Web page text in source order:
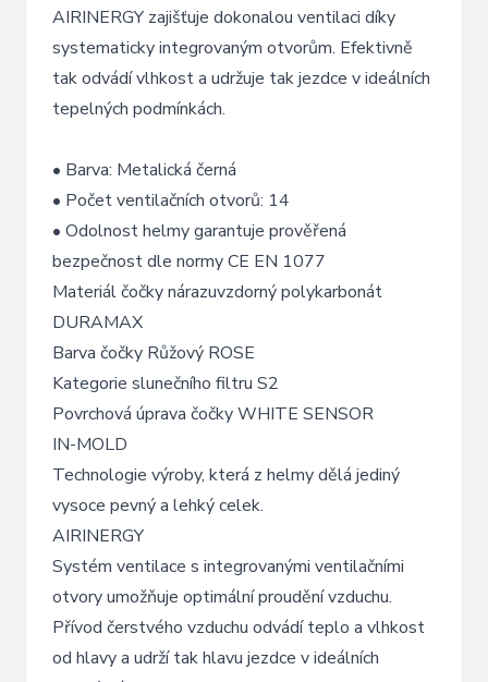
AIRINERGY zajišťuje dokonalou ventilaci díky
systematicky integrovaným otvorům. Efektivně
tak odvádí vlhkost a udržuje tak jezdce v ideálních
tepelných podmínkách.
• Barva: Metalická černá
• Počet ventilačních otvorů: 14
• Odolnost helmy garantuje prověřená
bezpečnost dle normy CE EN 1077
Materiál čočky nárazuvzdorný polykarbonát
DURAMAX
Barva čočky Růžový ROSE
Kategorie slunečního filtru S2
Povrchová úprava čočky WHITE SENSOR
IN-MOLD
Technologie výroby, která z helmy dělá jediný
vysoce pevný a lehký celek.
AIRINERGY
Systém ventilace s integrovanými ventilačními
otvory umožňuje optimální proudění vzduchu.
Přívod čerstvého vzduchu odvádí teplo a vlhkost
od hlavy a udrží tak hlavu jezdce v ideálních